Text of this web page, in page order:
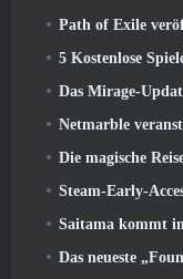
Path of Exile veröffentlicht eine
5 Kostenlose
Das Mirage-
Netmarble veranstaltet
Die magische Reise durch die
Steam-Early-Access-
Saitama kommt im Rahmen
Das neueste „Foundations“-